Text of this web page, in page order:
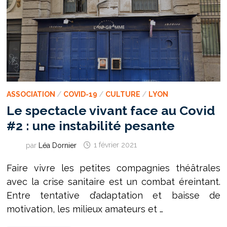
ASSOCIATION / COVID-19 / CULTURE / LYON
Le spectacle vivant face au Covid
#2 : une instabilité pesante
par Léa Dornier 1 février 2021
Faire vivre les petites compagnies théâtrales
avec la crise sanitaire est un combat éreintant.
Entre tentative d’adaptation et baisse de
motivation, les milieux amateurs et …